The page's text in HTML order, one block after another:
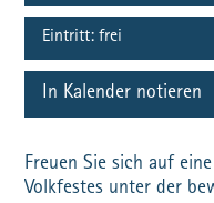
Eintritt: frei
In Kalender notieren
Freuen Sie sich auf
Volkfestes unter der